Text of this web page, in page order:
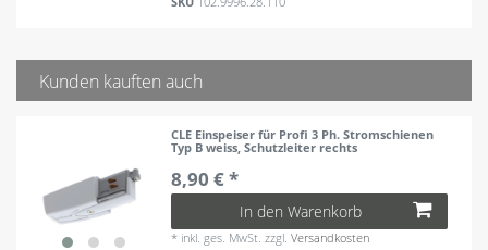
Kunden kauften auch
CLE Einspeiser für Profi 3 Ph. Stromschienen
Typ B weiss, Schutzleiter rechts
8,90 € *
In den Warenkorb
* inkl. ges. MwSt. zzgl.Versandkosten